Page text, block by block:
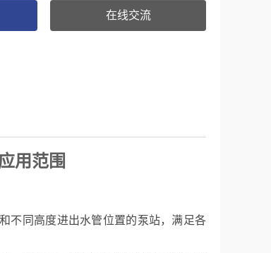
在线交流
用范围
不同高度进出水管位置的泵站，满足各